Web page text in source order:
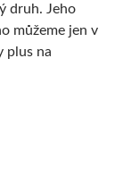
druh. Jeho
můžeme jen v
plus na
na farmu